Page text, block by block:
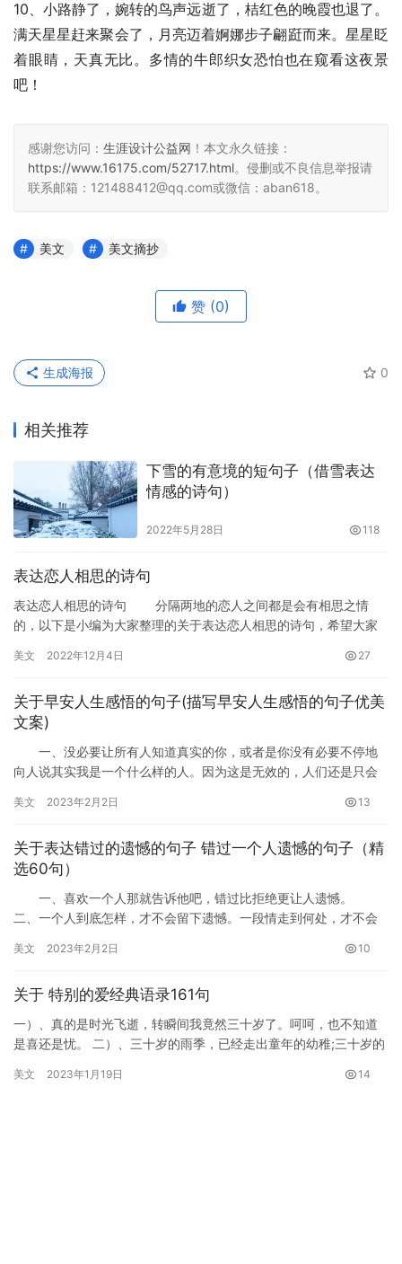
10、小路静了，婉转的鸟声远逝了，桔红色的晚霞也退了。
满天星星赶来聚会了，月亮迈着婀娜步子翩跹而来。星星眨
着眼睛，天真无比。多情的牛郎织女恐怕也在窥看这夜景
吧！
感谢您访问： 生涯设计公益网 ！本文永久链接：
https://www.16175.com/52717.html。侵删或不良信息举报请
联系邮箱：121488412@qq.com或微信：aban618。
美文 美文摘抄
赞 (0)
0
生成海报
相关推荐
下雪的有意境的短句子（借雪表达
情感的诗句）
2022年5月28日 118
表达恋人相思的诗句
表达恋人相思的诗句 分隔两地的恋人之间都是会有相思之情
的，以下是小编为大家整理的关于表达恋人相思的诗句，希望大家
天！…
美文 2022年12月4日 27
关于早安人生感悟的句子(描写早安人生感悟的句子优美
文案)
一、没必要让所有人知道真实的你，或者是你没有必要不停地
向人说其实我是一个什么样的人。因为这是无效的，人们还是只会
往也…
美文 2023年2月2日 13
关于表达错过的遗憾的句子 错过一个人遗憾的句子（精
选60句）
一、喜欢一个人那就告诉他吧，错过比拒绝更让人遗憾。
二、一个人到底怎样，才不会留下遗憾。一段情走到何处，才不会
遗…
美文 2023年2月2日 10
关于 特别的爱经典语录161句
一）、真的是时光飞逝，转瞬间我竟然三十岁了。呵呵，也不知道
是喜还是忧。 二）、三十岁的雨季，已经走出童年的幼稚;三十岁的
光…
美文 2023年1月19日 14